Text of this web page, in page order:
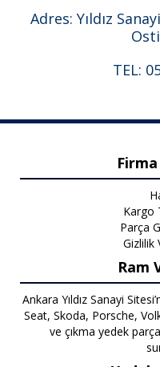
Adres: Yıldız
TEL:
Kargo
Parça
Gizlilik
Ram
Ankara Yıldız Sanayi
Seat, Skoda, Porsche,
ve çıkma yedek